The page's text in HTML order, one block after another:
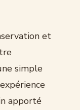
et
simple
apporté